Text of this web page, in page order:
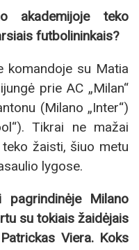
akademijoje teko
futbolininkais?
komandoje su Matia
prie AC „Milan“
(Milano „Inter“)
Tikrai ne mažai
žaisti, šiuo metu
lygose.
Milano
su tokiais žaidėjais
Viera. Koks